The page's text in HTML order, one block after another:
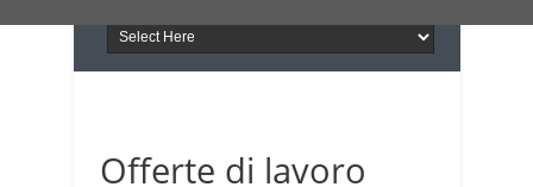
Offerte di lavoro